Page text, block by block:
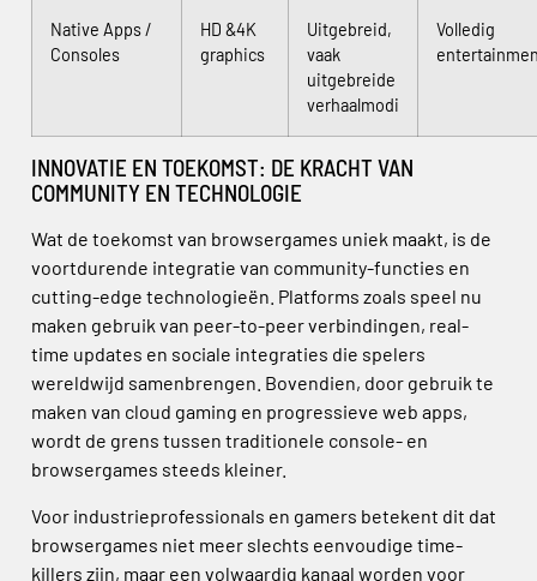
Native Apps /
Consoles
HD &4K
graphics
Uitgebreid,
vaak
uitgebreide
verhaalmodi
Volledig
INNOVATIE EN TOEKOMST: DE KRACHT VAN
COMMUNITY EN TECHNOLOGIE
Wat de toekomst van browsergames uniek maakt, is de
voortdurende integratie van community-functies en
cutting-edge technologieën. Platforms zoals speel nu
maken gebruik van peer-to-peer verbindingen, real-
time updates en sociale integraties die spelers
wereldwijd samenbrengen. Bovendien, door gebruik te
maken van cloud gaming en progressieve web apps,
wordt de grens tussen traditionele console- en
browsergames steeds kleiner.
Voor industrieprofessionals en gamers betekent dit dat
browsergames niet meer slechts eenvoudige time-
killers zijn, maar een volwaardig kanaal worden voor